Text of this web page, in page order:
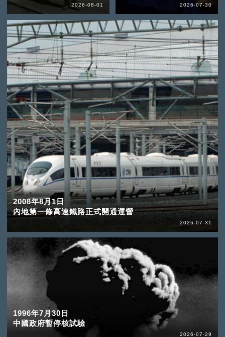
2026-08-01
2008年8月1日
內地第一條高速鐵路正式開通運營
2026-07-31
2026-07-30
1996年7月30日
中國政府暫停核試驗
2026-07-29